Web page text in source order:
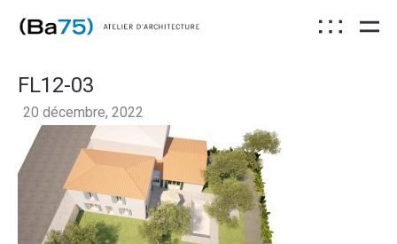
FL12-03
20 décembre, 2022